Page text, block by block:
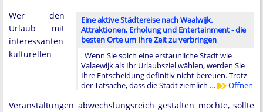
Eine aktive Städtereise nach Waalwijk.
Attraktionen, Erholung und Entertainment - die
besten Orte um Ihre Zeit zu verbringen
Wenn Sie solch eine erstaunliche Stadt wie
Valaewijk als Ihr Urlaubsziel wählen, werden Sie
Ihre Entscheidung definitiv nicht bereuen. Trotz
der Tatsache, dass die Stadt ziemlich …
Öffnen
Wer den
Urlaub mit
interessanten
kulturellen
Veranstaltungen abwechslungsreich gestalten möchte, sollte